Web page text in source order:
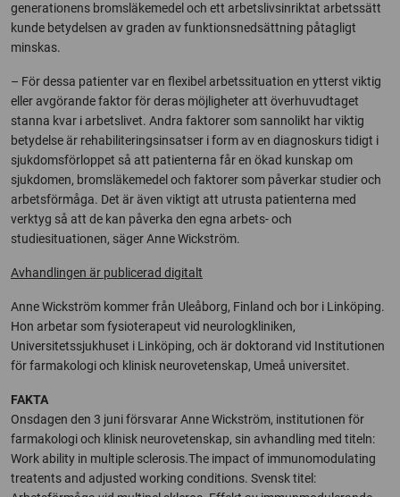
generationens bromsläkemedel och ett arbetslivsinriktat arbetssätt
kunde betydelsen av graden av funktionsnedsättning påtagligt
minskas.
– För dessa patienter var en flexibel arbetssituation en ytterst viktig
eller avgörande faktor för deras möjligheter att överhuvudtaget
stanna kvar i arbetslivet. Andra faktorer som sannolikt har viktig
betydelse är rehabiliteringsinsatser i form av en diagnoskurs tidigt i
sjukdomsförloppet så att patienterna får en ökad kunskap om
sjukdomen, bromsläkemedel och faktorer som påverkar studier och
arbetsförmåga. Det är även viktigt att utrusta patienterna med
verktyg så att de kan påverka den egna arbets- och
studiesituationen, säger Anne Wickström.
Avhandlingen är publicerad digitalt
Anne Wickström kommer från Uleåborg, Finland och bor i Linköping.
Hon arbetar som fysioterapeut vid neurologkliniken,
Universitetssjukhuset i Linköping, och är doktorand vid Institutionen
för farmakologi och klinisk neurovetenskap, Umeå universitet.
FAKTA
Onsdagen den 3 juni försvarar Anne Wickström, institutionen för
farmakologi och klinisk neurovetenskap, sin avhandling med titeln:
Work ability in multiple sclerosis.The impact of immunomodulating
treatents and adjusted working conditions. Svensk titel: